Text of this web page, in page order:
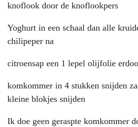
knoflook door de knoflookpers
Yoghurt in een schaal dan alle
chilipeper na
citroensap een 1 lepel olijfolie
komkommer in 4 stukken snijden
kleine blokjes snijden
Ik doe geen geraspte komkommer